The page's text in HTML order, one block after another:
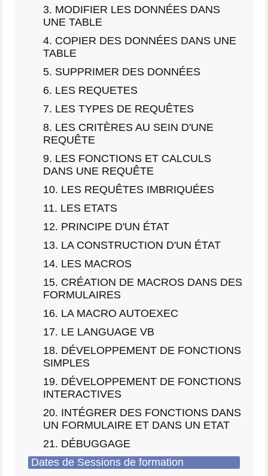
3. MODIFIER LES DONNÉES DANS
UNE TABLE
4. COPIER DES DONNÉES DANS UNE
TABLE
5. SUPPRIMER DES DONNÉES
6. LES REQUETES
7. LES TYPES DE REQUÊTES
8. LES CRITÈRES AU SEIN D'UNE
REQUÊTE
9. LES FONCTIONS ET CALCULS
DANS UNE REQUÊTE
10. LES REQUÊTES IMBRIQUÉES
11. LES ETATS
12. PRINCIPE D'UN ÉTAT
13. LA CONSTRUCTION D'UN ÉTAT
14. LES MACROS
15. CRÉATION DE MACROS DANS DES
FORMULAIRES
16. LA MACRO AUTOEXEC
17. LE LANGUAGE VB
18. DÉVELOPPEMENT DE FONCTIONS
SIMPLES
19. DÉVELOPPEMENT DE FONCTIONS
INTERACTIVES
20. INTÉGRER DES FONCTIONS DANS
UN FORMULAIRE ET DANS UN ETAT
21. DÉBUGGAGE
Dates de Sessions de formation